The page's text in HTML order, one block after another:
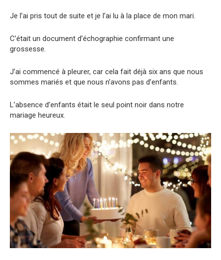
Je l’ai pris tout de suite et je l’ai lu à la place de mon mari.
C’était un document d’échographie confirmant une
grossesse.
J’ai commencé à pleurer, car cela fait déjà six ans que nous
sommes mariés et que nous n’avons pas d’enfants.
L’absence d’enfants était le seul point noir dans notre
mariage heureux.